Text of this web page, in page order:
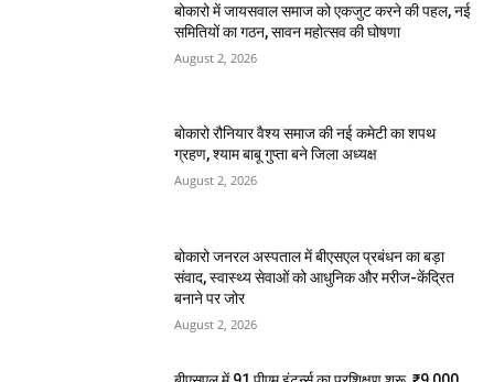
बोकारो में जायसवाल समाज को एकजुट करने की पहल, नई
समितियों का गठन, सावन महोत्सव की घोषणा
August 2, 2026
बोकारो रौनियार वैश्य समाज की नई कमेटी का शपथ
ग्रहण, श्याम बाबू गुप्ता बने जिला अध्यक्ष
August 2, 2026
बोकारो जनरल अस्पताल में बीएसएल प्रबंधन का बड़ा
संवाद, स्वास्थ्य सेवाओं को आधुनिक और मरीज-केंद्रित
बनाने पर जोर
August 2, 2026